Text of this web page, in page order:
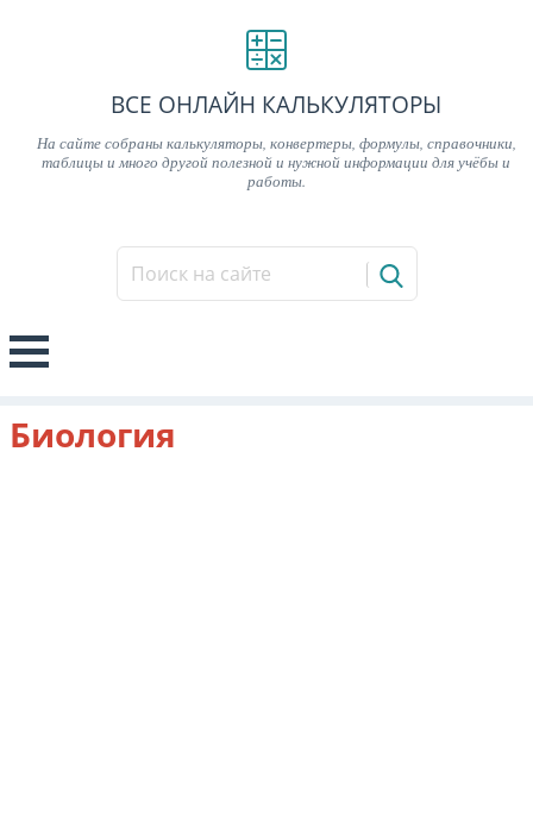
ВСЕ ОНЛАЙН КАЛЬКУЛЯТОРЫ
На сайте собраны калькуляторы, конвертеры, формулы, справочники,
таблицы и много другой полезной и нужной информации для учёбы и
работы.
Биология